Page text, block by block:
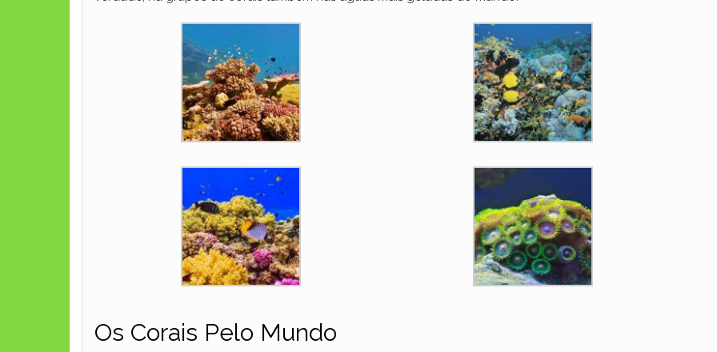
d
e
o
Os Corais Pelo Mundo